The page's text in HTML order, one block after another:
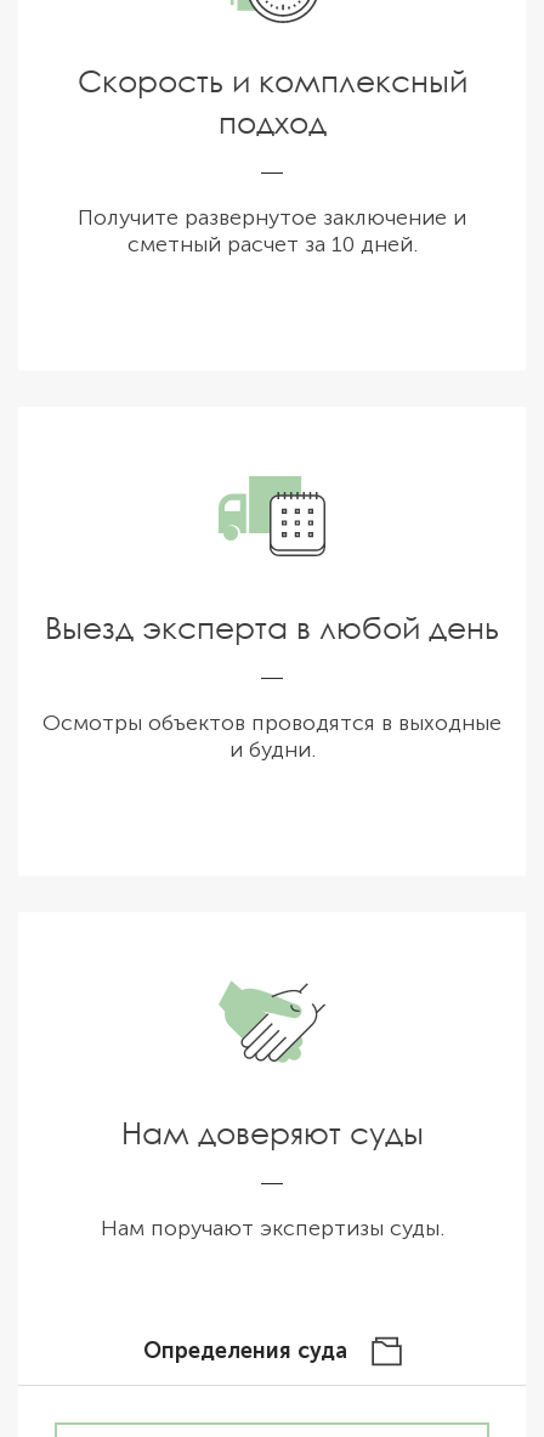
Скорость и комплексный
подход
Получите развернутое заключение и
сметный расчет за 10 дней.
Выезд эксперта в любой день
Осмотры объектов проводятся в выходные
и будни.
Нам доверяют суды
Нам поручают экспертизы суды.
Определения суда